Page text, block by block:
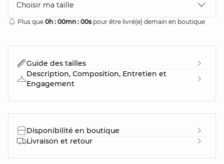
Choisir ma taille
Plus que 0h : 00mn : 00spour être livré(e) demain en boutique
Guide des tailles
Description, Composition, Entretien et
Engagement
Disponibilité en boutique
Livraison et retour